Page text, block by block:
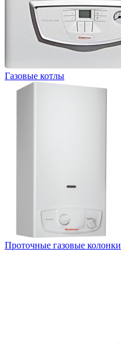
Газовые котлы
Проточные газовые колонки